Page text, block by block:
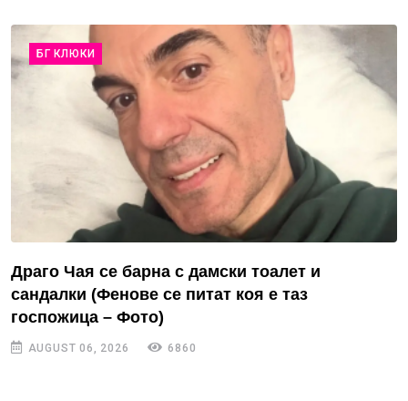
БГ КЛЮКИ
Драго Чая се барна с дамски тоалет и
сандалки (Фенове се питат коя е таз
госпожица – Фото)
AUGUST 06, 2026 6860